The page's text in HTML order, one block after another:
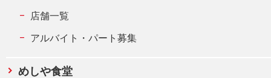
店舗一覧
アルバイト・パート募集
めしや食堂